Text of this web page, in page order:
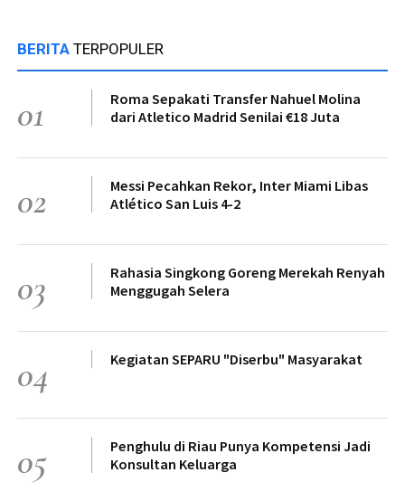
BERITA TERPOPULER
01
Roma Sepakati Transfer Nahuel Molina
dari Atletico Madrid Senilai €18 Juta
02
Messi Pecahkan Rekor, Inter Miami Libas
Atlético San Luis 4-2
03
Rahasia Singkong Goreng Merekah Renyah
Menggugah Selera
04 Kegiatan SEPARU "Diserbu" Masyarakat
05
Penghulu di Riau Punya Kompetensi Jadi
Konsultan Keluarga